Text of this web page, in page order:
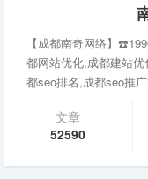
【成都南奇网络】
都网站优化,成都建站
都seo排名,成都seo推广
文章
52590